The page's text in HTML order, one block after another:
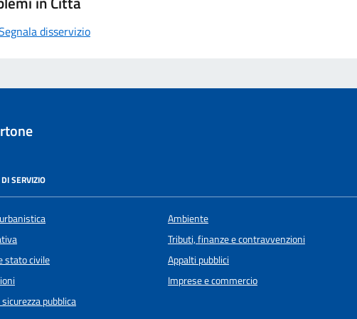
disservizio
SERVIZIO
stato civile
pubblica
Ambiente
Tributi, finanze e contravvenzioni
Appalti pubblici
Imprese e commercio